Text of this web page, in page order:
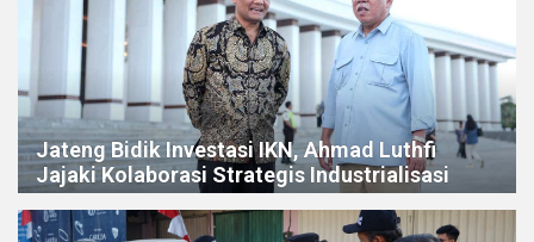
Jateng Bidik Investasi IKN, Ahmad Luthfi
Jajaki Kolaborasi Strategis Industrialisasi